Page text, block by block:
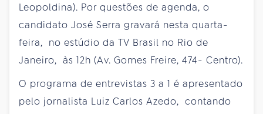
Leopoldina). Por questões de agenda, o
candidato José Serra gravará nesta quarta-
feira, no estúdio da TV Brasil no Rio de
Janeiro, às 12h (Av. Gomes Freire, 474- Centro).
O programa de entrevistas 3 a 1 é apresentado
pelo jornalista Luiz Carlos Azedo, contando